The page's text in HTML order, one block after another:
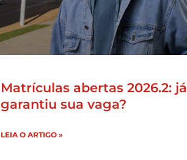
Matrículas abertas 2026.2: já
garantiu sua vaga?
LEIA O ARTIGO »